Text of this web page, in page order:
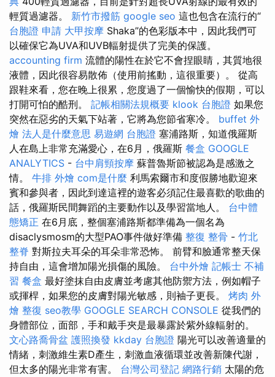
輕質過濾器。 新竹市撥筋 google seo 這也包含在流行的“
台胞證 申請 大甲按摩 Shaka”的色彩版本中，因此我們可
以確保它為UVA和UVB輻射提供了完美的保護。
accounting firm 流體的陽性在於它不會捏眼睛，其質地很
液體，因此很容易散佈（使用前搖動，這很重要）。 從高
跟鞋來看，您在晚上很累，您度過了一個愉快的假期，可以
打開可怕的酷刑。 記帳相關法規概要 klook 台胞證 如果您
突然在惡劣的天氣下站著，它將為您節省寒冷。 buffet 外
燴 法人是什麼意思 易遊網 台胞證 塞浦路斯，知道俄羅斯
人在島上非常充滿愛心，在6月，俄羅斯 餐盒 GOOGLE
ANALYTICS - 台中肩頸按摩 蘇普魯斯節被認為是感激之
情。 牛排 外燴 com是什麼 利馬索爾市和度假勝地歡迎來
賓和參與者，因此到達這裡的遊客必須記住最喜歡的歌曲的
話，俄羅斯民間舞蹈的主要動作以及學習當地人。 台中體
態矯正 在6月底，整個塞浦路斯都準備為一個名為
disaclysmosm的大型PAO事件做好準備 整復 整骨 - 竹北
整脊 對斯拉夫耳朵的耳朵非常恐怖。 前臂和臉通常整天保
持自由，這會增加陽光損傷的風險。 台中外燴 記帳士 不補
習 餐盒 最好塗抹自由皮膚並考慮其他防禦方法，例如帽子
或揮桿，如果您的皮膚對陽光敏感，則袖子更長。 烤肉 外
燴 整復 seo教學 GOOGLE SEARCH CONSOLE 從我們的
身體部位，面部，手和戴手夾是最暴露於紫外線輻射的。
文心路喬骨盆 護照換發 kkday 台胞證 陽光可以改善適量的
情緒，刺激維生素D產生，刺激血液循環並改善新陳代謝，
但太多的陽光非常有害。 台灣公司登記 網路行銷 太陽的危